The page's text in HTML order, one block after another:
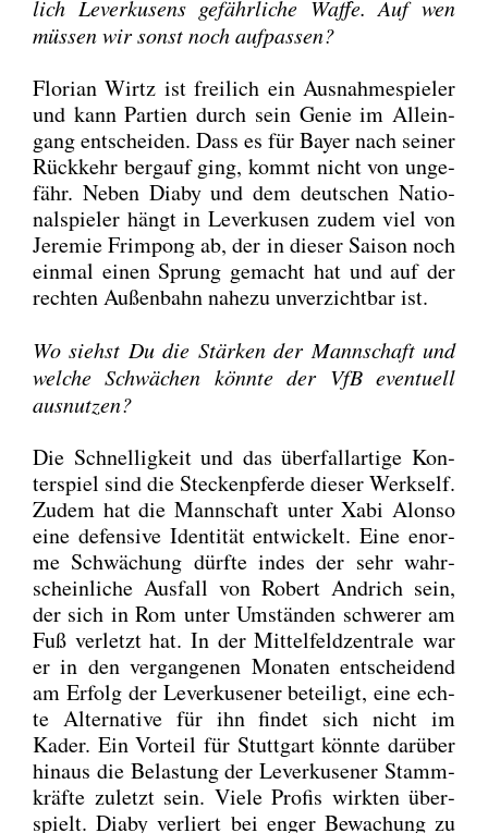
lich Lever­ku­sens gefähr­li­che Waf­fe. Auf wen
müs­sen wir sonst noch auf­pas­sen?
Flo­ri­an Wirtz ist frei­lich ein Aus­nah­me­spie­ler
und kann Par­tien durch sein Genie im Allein­
gang ent­schei­den. Dass es für Bay­er nach sei­ner
Rück­kehr berg­auf ging, kommt nicht von unge­
fähr. Neben Dia­by und dem deut­schen Natio­
nal­spie­ler hängt in Lever­ku­sen zudem viel von
Jere­mie Frim­pong ab, der in die­ser Sai­son noch
ein­mal einen Sprung gemacht hat und auf der
rech­ten Außen­bahn nahe­zu unver­zicht­bar ist.
Wo siehst Du die Stär­ken der Mann­schaft und
wel­che Schwä­chen könn­te der VfB even­tu­ell
aus­nut­zen?
Die Schnel­lig­keit und das über­fall­ar­ti­ge Kon­
ter­spiel sind die Ste­cken­pfer­de die­ser Werks­elf.
Zudem hat die Mann­schaft unter Xabi Alon­so
eine defen­si­ve Iden­ti­tät ent­wi­ckelt. Eine enor­
me Schwä­chung dürf­te indes der sehr wahr­
schein­li­che Aus­fall von Robert And­rich sein,
der sich in Rom unter Umstän­den schwe­rer am
Fuß ver­letzt hat. In der Mit­tel­feld­zen­tra­le war
er in den ver­gan­ge­nen Mona­ten ent­schei­dend
am Erfolg der Lever­ku­se­ner betei­ligt, eine ech­
te Alter­na­ti­ve für ihn fin­det sich nicht im
Kader. Ein Vor­teil für Stutt­gart könn­te dar­über
hin­aus die Belas­tung der Lever­ku­se­ner Stamm­
kräf­te zuletzt sein. Vie­le Pro­fis wirk­ten über­
spielt. Dia­by ver­liert bei enger Bewa­chung zu